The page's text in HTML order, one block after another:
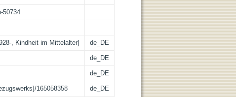
50734
, Kindheit im Mittelalter] de_DE
de_DE
de_DE
165058358 de_DE